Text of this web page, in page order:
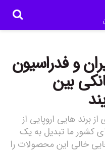
و فدراسیون
بین
برند هایی اروپایی از
کشور ما تبدیل به یک
خالی این محصولات را